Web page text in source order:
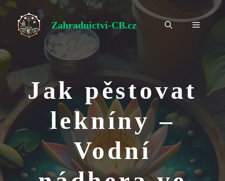
Přeskočit
obsah
Zahradnictví-CB.cz Menu
Jak pěstovat
lekníny –
Vodní